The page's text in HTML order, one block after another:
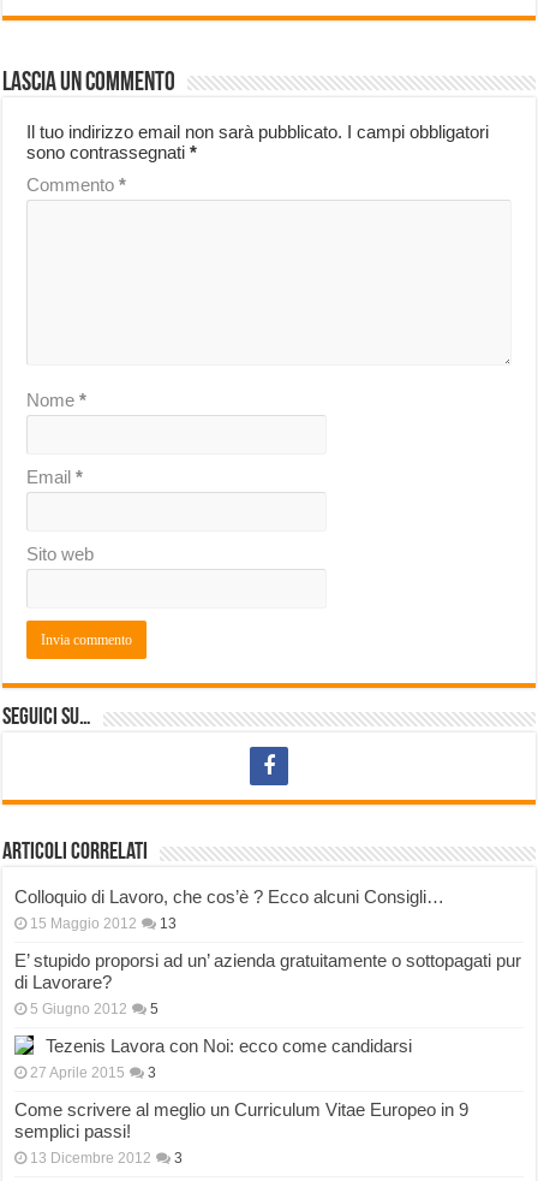
Lascia un commento
Il tuo indirizzo email non sarà pubblicato. I campi obbligatori
sono contrassegnati*
Commento*
Nome*
Email*
Sito web
Seguici su…
Articoli correlati
Colloquio di Lavoro, che cos’è ? Ecco alcuni Consigli…
15 Maggio 2012 13
E’ stupido proporsi ad un’ azienda gratuitamente o sottopagati pur
di Lavorare?
5 Giugno 2012 5
Tezenis Lavora con Noi: ecco come candidarsi
27 Aprile 2015 3
Come scrivere al meglio un Curriculum Vitae Europeo in 9
semplici passi!
13 Dicembre 2012 3